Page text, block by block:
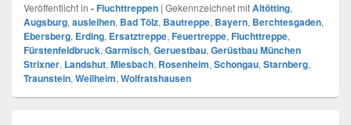
Veröffentlicht in - Fluchttreppen | Gekennzeichnet mitAltötting,
Augsburg, ausleihen, Bad Tölz, Bautreppe, Bayern, Berchtesgaden,
Ebersberg, Erding, Ersatztreppe, Feuertreppe, Fluchttreppe,
Fürstenfeldbruck, Garmisch, Geruestbau, Gerüstbau München
Strixner, Landshut, Miesbach, Rosenheim, Schongau, Starnberg,
Traunstein, Weilheim, Wolfratshausen